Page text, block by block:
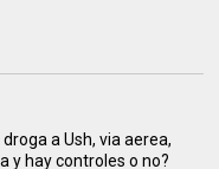
a Ush, via aerea,
y hay controles o no?